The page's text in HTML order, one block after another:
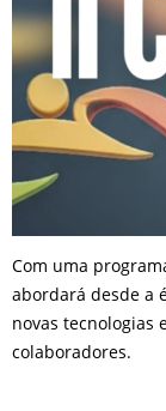
Com uma
abordará desde a
novas tecnologias
colaboradores.